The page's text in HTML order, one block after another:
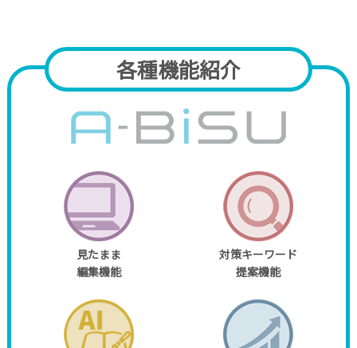
各種機能紹介
見たまま
編集機能
対策キーワード
提案機能